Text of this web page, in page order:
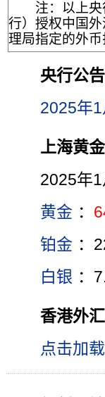
注：以上
行）授权中国
理局指定的外币
央行公告
2025年
上海黄
2025年1
黄金 ：
铂金 ：
白银 ：
香港外
点击加载